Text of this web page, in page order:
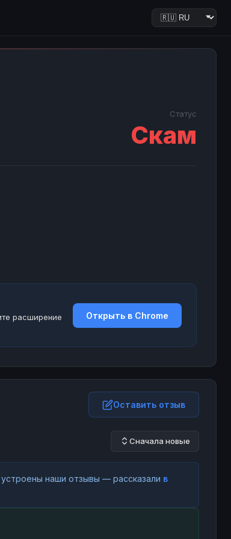
Статус
Скам
расширение
Открыть в Chrome
Оставить отзыв
Сначала новые
наши отзывы — рассказали в